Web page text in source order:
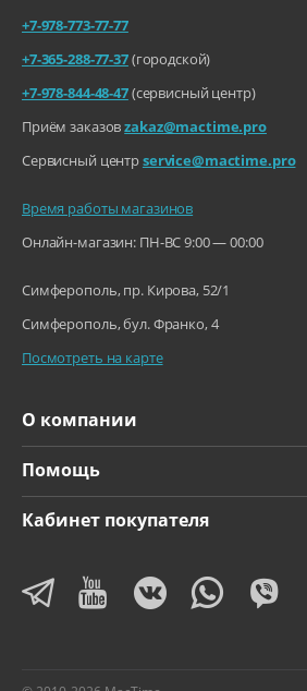
О компании
Помощь
Кабинет покупателя
+7-978-773-77-77
+7-365-288-77-37(городской)
+7-978-844-48-47(сервисный центр)
Приём заказовzakaz@mactime.pro
Сервисный центрservice@mactime.pro
Время работы магазинов
Онлайн-магазин: ПН-ВС 9:00 — 00:00
Симферополь, пр. Кирова, 52/1
Симферополь, бул. Франко, 4
Посмотреть на карте